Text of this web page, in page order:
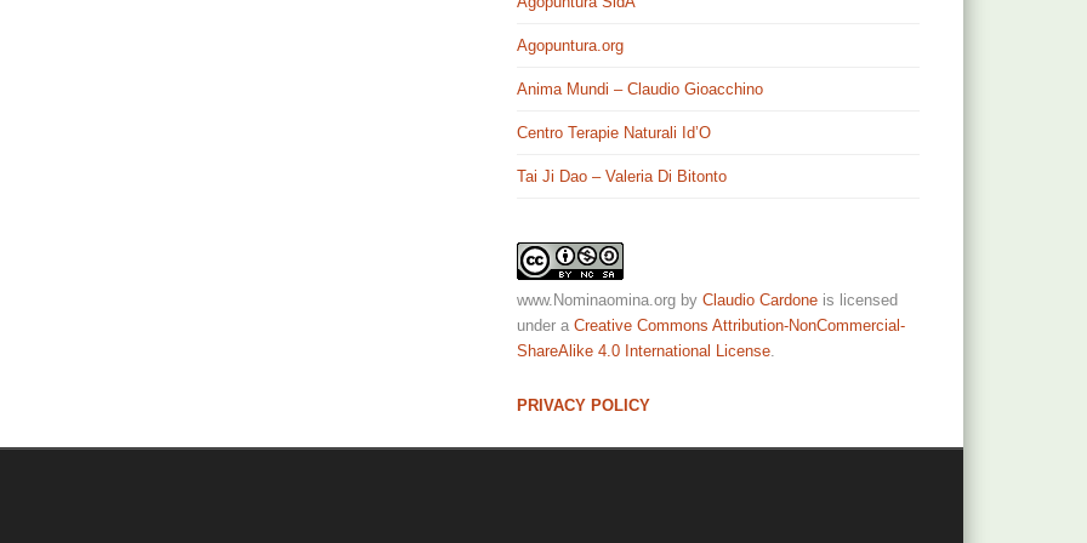
Agopuntura.org
Anima Mundi – Claudio Gioacchino
Centro Terapie Naturali Id’O
Tai Ji Dao – Valeria Di Bitonto
www.Nominaomina.org byClaudio Cardone is licensed
under aCreative Commons Attribution-NonCommercial-
ShareAlike 4.0 International License
PRIVACY POLICY